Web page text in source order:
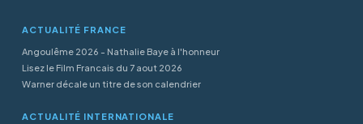
ACTUALITÉ FRANCE
Angoulême 2026 - Nathalie Baye à l'honneur
Lisez le Film Francais du 7 aout 2026
Warner décale un titre de son calendrier
ACTUALITÉ INTERNATIONALE